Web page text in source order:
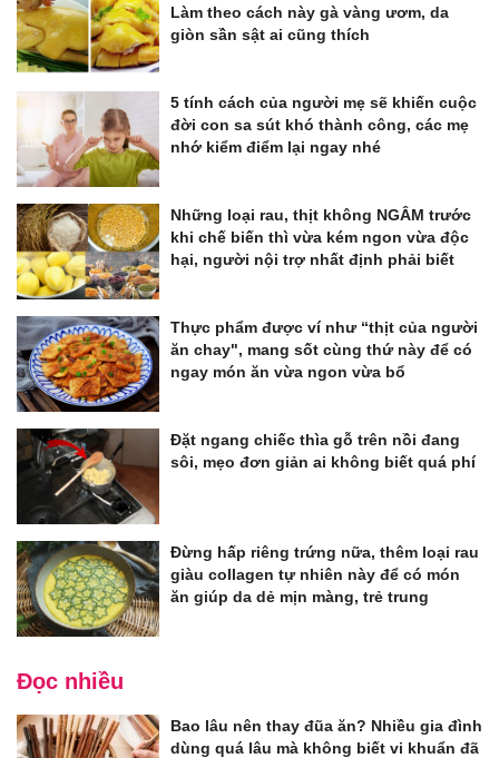
Làm theo cách này gà vàng ươm, da
giòn sần sật ai cũng thích
5 tính cách của người mẹ sẽ khiến cuộc
đời con sa sút khó thành công, các mẹ
nhớ kiểm điểm lại ngay nhé
Những loại rau, thịt không NGÂM trước
khi chế biến thì vừa kém ngon vừa độc
hại, người nội trợ nhất định phải biết
Thực phẩm được ví như “thịt của người
ăn chay", mang sốt cùng thứ này để có
ngay món ăn vừa ngon vừa bổ
Đặt ngang chiếc thìa gỗ trên nồi đang
sôi, mẹo đơn giản ai không biết quá phí
Đừng hấp riêng trứng nữa, thêm loại rau
giàu collagen tự nhiên này để có món
ăn giúp da dẻ mịn màng, trẻ trung
Đọc nhiều
Bao lâu nên thay đũa ăn? Nhiều gia đình
dùng quá lâu mà không biết vi khuẩn đã